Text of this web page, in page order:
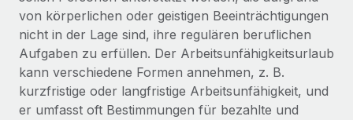
Globales Onboarding und Verwalten von
Freelancer:innen
PEO
Auslagern von komplexen HR-Aufgaben
WACHSTUMSPHASE
Startups
Agile HR- und Payroll-Lösungen für wachsende
Unternehmen
Gesamtbeschäftigungskosten
Honorarzahlungen berechnen
Informationen zu möglichen Währungen und
Abwicklungsfristen für globale Freelancer:innen
Nederlands
Français
Deutsch
Anmelden
von körperlichen oder geistigen Beeinträchtigungen
nicht in der Lage sind, ihre regulären beruflichen
Aufgaben zu erfüllen. Der Arbeitsunfähigkeitsurlaub
kann verschiedene Formen annehmen, z. B.
kurzfristige oder langfristige Arbeitsunfähigkeit, und
er umfasst oft Bestimmungen für bezahlte und